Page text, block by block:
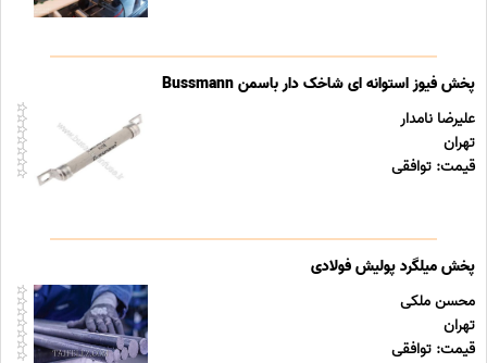
پخش فیوز استوانه ای شاخک دار باسمن Bussmann
علیرضا نامدار
تهران
قیمت: توافقی
پخش میلگرد پولیش فولادی
محسن ملکی
تهران
قیمت: توافقی